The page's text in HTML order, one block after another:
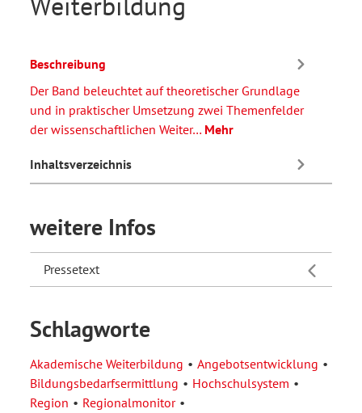
Beschreibung
Der Band beleuchtet auf theoretischer Grundlage
und in praktischer Umsetzung zwei Themenfelder
der wissenschaftlichen Weiter… Mehr
Inhaltsverzeichnis
weitere Infos
Pressetext
Schlagworte
Akademische Weiterbildung
Angebotsentwicklung
Bildungsbedarfsermittlung
Hochschulsystem
Region
Regionalmonitor